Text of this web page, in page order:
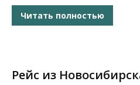
Читать полностью
Рейс из